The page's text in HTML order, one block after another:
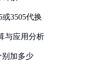
3505代换
与应用分析
别加多少